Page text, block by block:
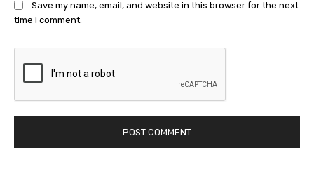
Save my name, email, and website in this browser for the next
time I comment.